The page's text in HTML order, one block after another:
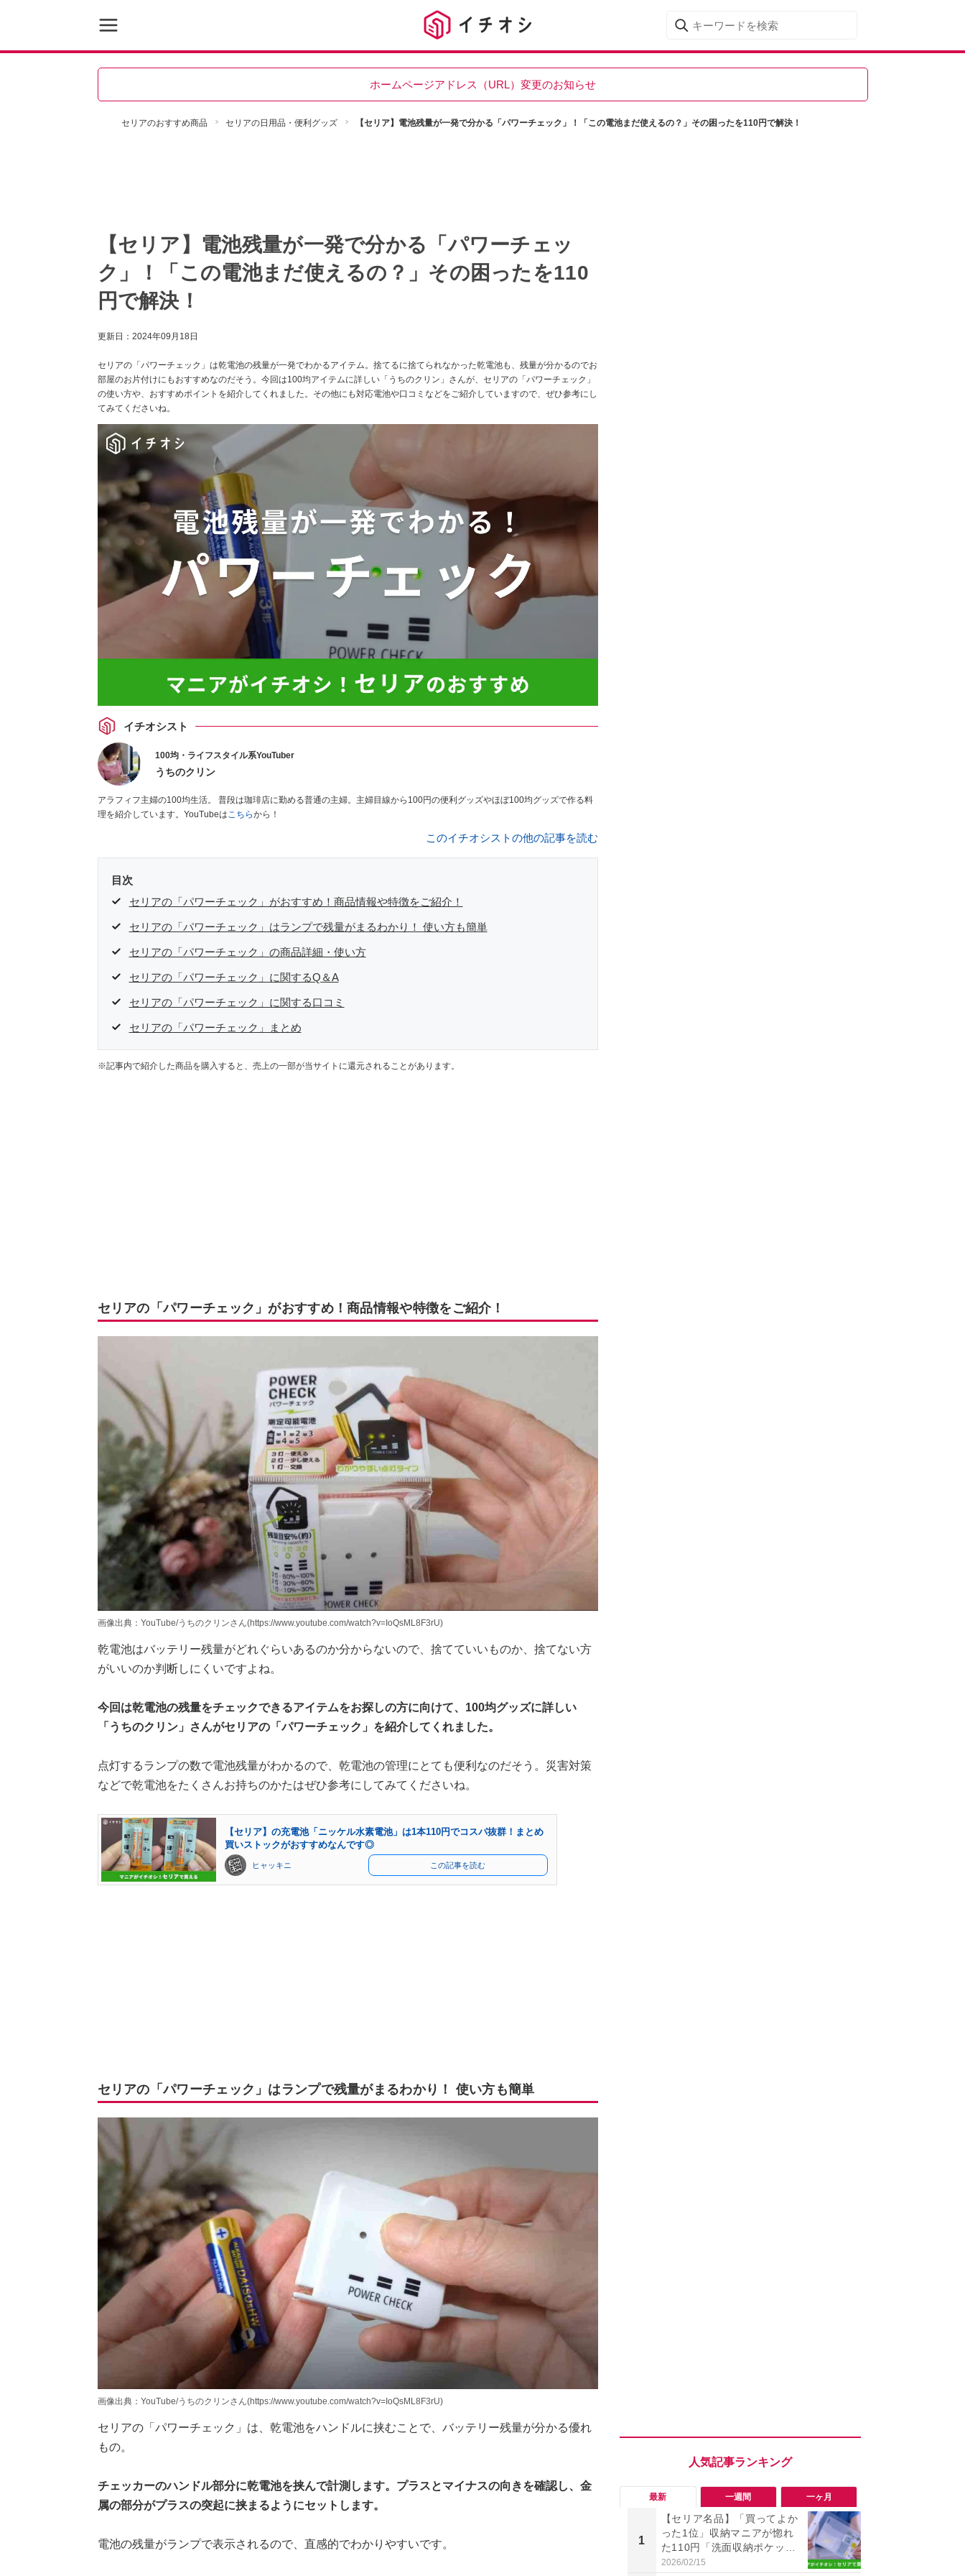
ホームページアドレス（URL）変更のお知らせ
セリアのおすすめ商品 セリアの日用品・便利グッズ 【セリア】電池残量が一発で分かる「パワーチェック」！「この電池まだ使えるの？」その困ったを110円で解決！
【セリア】電池残量が一発で分かる「パワーチェッ
ク」！「この電池まだ使えるの？」その困ったを110
円で解決！
更新日： 2024年09月18日
セリアの「パワーチェック」は乾電池の残量が一発でわかるアイテム。捨てるに捨てられなかった乾電池も、残量が分かるのでお
部屋のお片付けにもおすすめなのだそう。今回は100均アイテムに詳しい「うちのクリン」さんが、セリアの「パワーチェック」
の使い方や、おすすめポイントを紹介してくれました。その他にも対応電池や口コミなどをご紹介していますので、ぜひ参考にし
てみてくださいね。
イチオシスト
100均・ライフスタイル系YouTuber
うちのクリン
アラフィフ主婦の100均生活。 普段は珈琲店に勤める普通の主婦。主婦目線から100円の便利グッズやほぼ100均グッズで作る料
理を紹介しています。YouTubeはこちらから！
このイチオシストの他の記事を読む
目次
セリアの「パワーチェック」がおすすめ！商品情報や特徴をご紹介！
セリアの「パワーチェック」はランプで残量がまるわかり！ 使い方も簡単
セリアの「パワーチェック」の商品詳細・使い方
セリアの「パワーチェック」に関するQ＆A
セリアの「パワーチェック」に関する口コミ
セリアの「パワーチェック」まとめ
※記事内で紹介した商品を購入すると、売上の一部が当サイトに還元されることがあります。
セリアの「パワーチェック」がおすすめ！商品情報や特徴をご紹介！
画像出典：YouTube/うちのクリンさん(https://www.youtube.com/watch?v=IoQsML8F3rU)
乾電池はバッテリー残量がどれぐらいあるのか分からないので、捨てていいものか、捨てない方
がいいのか判断しにくいですよね。
今回は乾電池の残量をチェックできるアイテムをお探しの方に向けて、100均グッズに詳しい
「うちのクリン」さんがセリアの「パワーチェック」を紹介してくれました。
点灯するランプの数で電池残量がわかるので、乾電池の管理にとても便利なのだそう。災害対策
などで乾電池をたくさんお持ちのかたはぜひ参考にしてみてくださいね。
【セリア】の充電池「ニッケル水素電池」は1本110円でコスパ抜群！まとめ
買いストックがおすすめなんです◎
ヒャッキニ この記事を読む
セリアの「パワーチェック」はランプで残量がまるわかり！ 使い方も簡単
画像出典：YouTube/うちのクリンさん(https://www.youtube.com/watch?v=IoQsML8F3rU)
セリアの「パワーチェック」は、乾電池をハンドルに挟むことで、バッテリー残量が分かる優れ
もの。
チェッカーのハンドル部分に乾電池を挟んで計測します。プラスとマイナスの向きを確認し、金
属の部分がプラスの突起に挟まるようにセットします。
電池の残量がランプで表示されるので、直感的でわかりやすいです。
最新 一週間 一ヶ月
1
【セリア名品】「買ってよか
った1位」収納マニアが惚れ
た110円「洗面収納ポケッ
ト」は小物収納に最高すぎ
2026/02/15